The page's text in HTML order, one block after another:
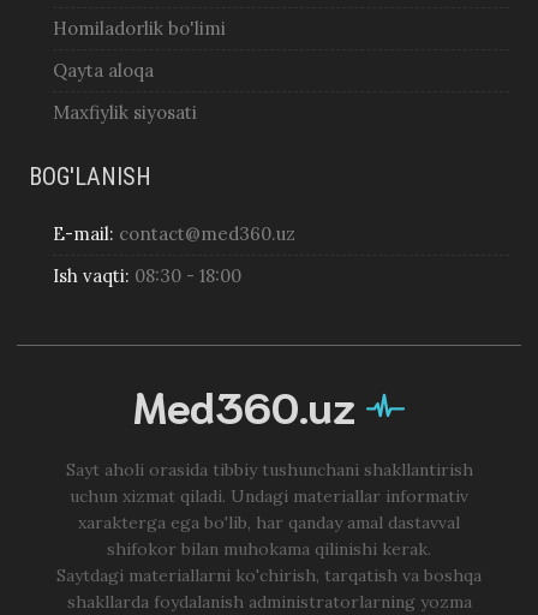
Med360.uz
Sayt aholi orasida tibbiy tushunchani shakllantirish
uchun xizmat qiladi. Undagi materiallar informativ
xarakterga ega bo'lib, har qanday amal dastavval
shifokor bilan muhokama qilinishi kerak.
Saytdagi materiallarni ko'chirish, tarqatish va boshqa
shakllarda foydalanish administratorlarning yozma
Homiladorlik bo'limi
Qayta aloqa
Maxfiylik siyosati
BOG'LANISH
E-mail: contact@med360.uz
Ish vaqti: 08:30 - 18:00